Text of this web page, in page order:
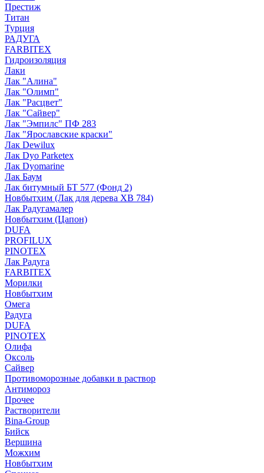
Престиж
Титан
Турция
РАДУГА
FARBITEX
Гидроизоляция
Лаки
Лак "Алина"
Лак "Олимп"
Лак "Расцвет"
Лак "Сайвер"
Лак "Эмпилс" ПФ 283
Лак "Ярославские краски"
Лак Dewilux
Лак Dyo Parketex
Лак Dyomarine
Лак Баум
Лак битумный БТ 577 (Фонд 2)
Новбытхим (Лак для дерева ХВ 784)
Лак Радугамалер
Новбытхим (Цапон)
DUFA
PROFILUX
PINOTEX
Лак Радуга
FARBITEX
Морилки
Новбытхим
Омега
Радуга
DUFA
PINOTEX
Олифа
Оксоль
Сайвер
Противоморозные добавки в раствор
Антимороз
Прочее
Растворители
Bina-Group
Бийск
Вершина
Можхим
Новбытхим